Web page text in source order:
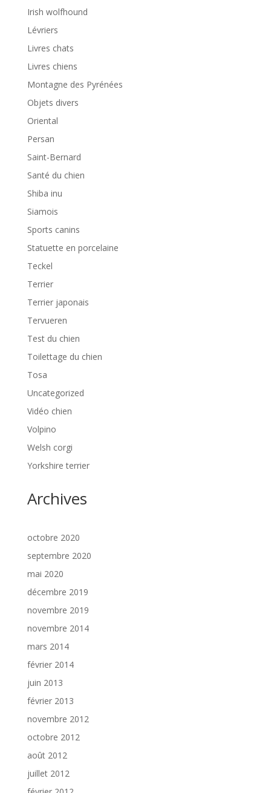
Irish wolfhound
Lévriers
Livres chats
Livres chiens
Montagne des Pyrénées
Objets divers
Oriental
Persan
Saint-Bernard
Santé du chien
Shiba inu
Siamois
Sports canins
Statuette en porcelaine
Teckel
Terrier
Terrier japonais
Tervueren
Test du chien
Toilettage du chien
Tosa
Uncategorized
Vidéo chien
Volpino
Welsh corgi
Yorkshire terrier
Archives
octobre 2020
septembre 2020
mai 2020
décembre 2019
novembre 2019
novembre 2014
mars 2014
février 2014
juin 2013
février 2013
novembre 2012
octobre 2012
août 2012
juillet 2012